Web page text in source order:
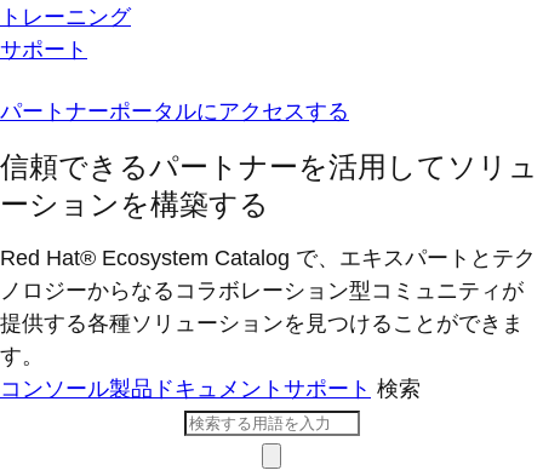
トレーニング
サポート
パートナーポータルにアクセスする
信頼できるパートナーを活用してソリュ
ーションを構築する
Red Hat® Ecosystem Catalog で、エキスパートとテク
ノロジーからなるコラボレーション型コミ​ュニティが
提供する各種ソリューションを見つけることができま
す。
コンソール製品ドキュメント サポート 検索